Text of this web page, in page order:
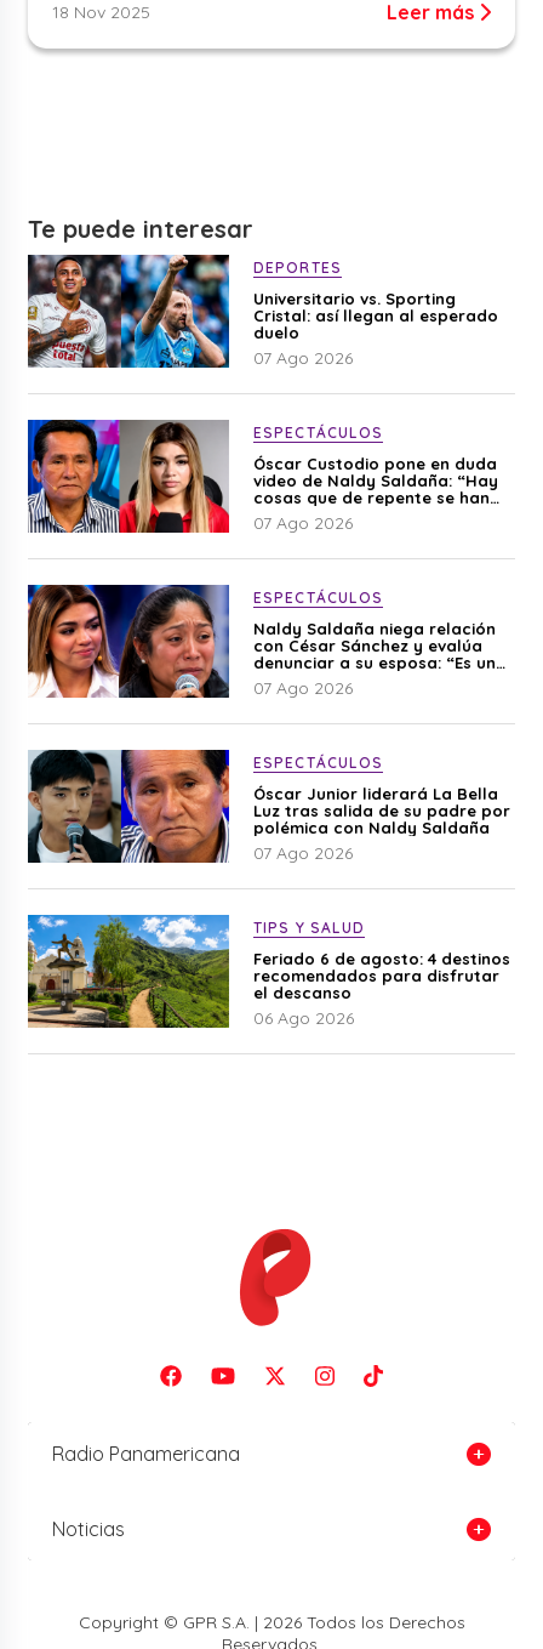
18 Nov 2025 Leer más
Te puede interesar
DEPORTES
Universitario vs. Sporting
Cristal: así llegan al esperado
duelo
07 Ago 2026
ESPECTÁCULOS
Óscar Custodio pone en duda
video de Naldy Saldaña: “Hay
cosas que de repente se han
editado”
07 Ago 2026
ESPECTÁCULOS
Naldy Saldaña niega relación
con César Sánchez y evalúa
denunciar a su esposa: “Es una
difamación”
07 Ago 2026
ESPECTÁCULOS
Óscar Junior liderará La Bella
Luz tras salida de su padre por
polémica con Naldy Saldaña
07 Ago 2026
TIPS Y SALUD
Feriado 6 de agosto: 4 destinos
recomendados para disfrutar
el descanso
06 Ago 2026
Radio Panamericana
Noticias
Copyright © GPR S.A. | 2026 Todos los Derechos
Reservados.